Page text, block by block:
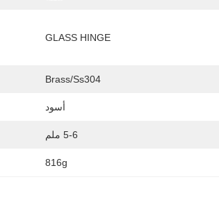
GLASS HINGE
Brass/ss304
أسود
5-6 ملم
816g